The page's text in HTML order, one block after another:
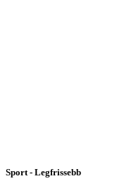
Sport - Legfrissebb